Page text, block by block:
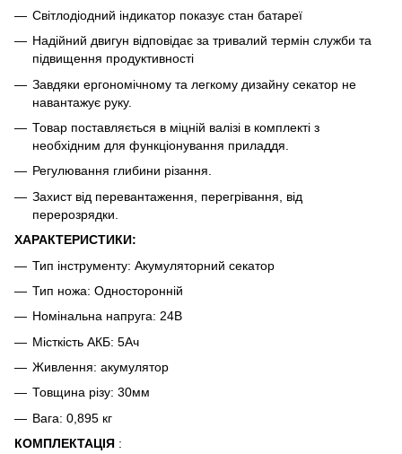
Світлодіодний індикатор показує стан батареї
Надійний двигун відповідає за тривалий термін служби та
підвищення продуктивності
Завдяки ергономічному та легкому дизайну секатор не
навантажує руку.
Товар поставляється в міцній валізі в комплекті з
необхідним для функціонування приладдя.
Регулювання глибини різання.
Захист від перевантаження, перегрівання, від
перерозрядки.
ХАРАКТЕРИСТИКИ:
Тип інструменту: Акумуляторний секатор
Тип ножа: Односторонній
Номінальна напруга: 24В
Місткість АКБ: 5Ач
Живлення: акумулятор
Товщина різу: 30мм
Вага: 0,895 кг
КОМПЛЕКТАЦІЯ :